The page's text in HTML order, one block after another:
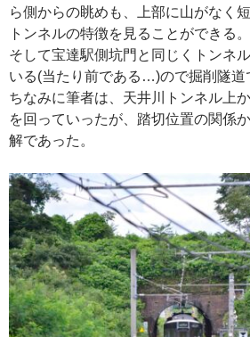
ら側からの眺めも、上部に山がなく
トンネルの特徴を見ることができる。
そして宝達駅側坑門と同じくトンネ
いる(当たり前である…)ので掘削隧道
ちなみに筆者は、天井川トンネル上
を回っていったが、踏切位置の関係
解であった。